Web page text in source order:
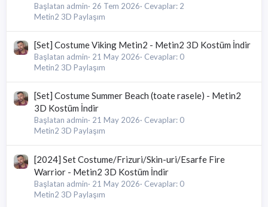
Başlatan admin 26 Tem 2026 Cevaplar: 2
Metin2 3D Paylaşım
[Set] Costume Viking Metin2 - Metin2 3D Kostüm İndir
Başlatan admin 21 May 2026 Cevaplar: 0
Metin2 3D Paylaşım
[Set] Costume Summer Beach (toate rasele) - Metin2
3D Kostüm İndir
Başlatan admin 21 May 2026 Cevaplar: 0
Metin2 3D Paylaşım
[2024] Set Costume/Frizuri/Skin-uri/Esarfe Fire
Warrior - Metin2 3D Kostüm İndir
Başlatan admin 21 May 2026 Cevaplar: 0
Metin2 3D Paylaşım